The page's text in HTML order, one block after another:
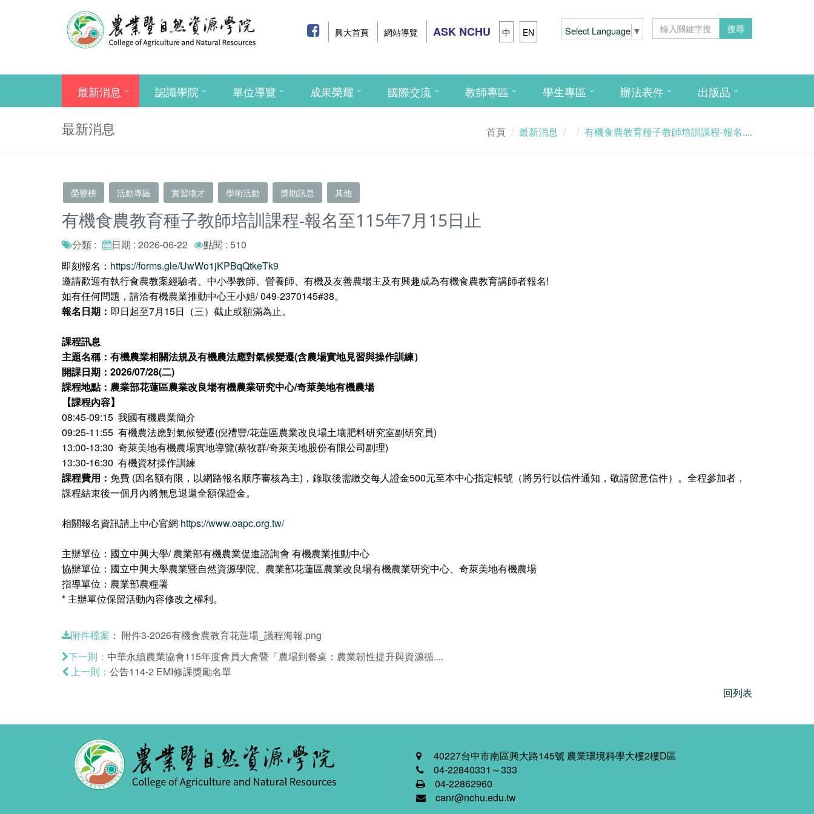
興大首頁 網站導覽 ASK NCHU 中 EN Select Language ▼ 搜尋
最新消息 認識學院 單位導覽 成果榮耀 國際交流 教師專區 學生專區 辦法表件 出版品
最新消息 首頁 最新消息 有機食農教育種子教師培訓課程-報名....
榮譽榜 活動專區 實習徵才 學術活動 獎助訊息 其他
有機食農教育種子教師培訓課程-報名至115年7月15日止
分類 : 日期 : 2026-06-22
點閱 : 510
即刻報名： https://forms.gle/UwWo1jKPBqQtkeTk9
邀請歡迎有執行食農教案經驗者、中小學教師、營養師、有機及友善農場主及有興趣成為有機食農教育講師者報名!
如有任何問題，請洽有機農業推動中心王小姐/ 049-2370145#38。
報名日期： 即日起至7月15日（三）截止或額滿為止。
課程訊息
主題名稱：有機農業相關法規及有機農法應對氣候變遷(含農場實地見習與操作訓練）
開課日期：2026/07/28(二)
課程地點：農業部花蓮區農業改良場有機農業研究中心/奇萊美地有機農場
【課程內容】
08:45-09:15 我國有機農業簡介
09:25-11:55 有機農法應對氣候變遷(倪禮豐/花蓮區農業改良場土壤肥料研究室副研究員)
13:00-13:30 奇萊美地有機農場實地導覽(蔡牧群/奇萊美地股份有限公司副理)
13:30-16:30 有機資材操作訓練
課程費用： 免費 (因名額有限，以網路報名順序審核為主)，錄取後需繳交每人證金500元至本中心指定帳號（將另行以信件通知，敬請留意信件）。全程參加者，
課程結束後一個月內將無息退還全額保證金。
相關報名資訊請上中心官網 https://www.oapc.org.tw/
主辦單位：國立中興大學/ 農業部有機農業促進諮詢會 有機農業推動中心
協辦單位：國立中興大學農業暨自然資源學院、農業部花蓮區農業改良場有機農業研究中心、奇萊美地有機農場
指導單位：農業部農糧署
* 主辦單位保留活動內容修改之權利。
附件檔案 ： 附件3-2026有機食農教育花蓮場_議程海報.png
下一則： 中華永續農業協會115年度會員大會暨「農場到餐桌：農業韌性提升與資源循....
上一則： 公告114-2 EMI修課獎勵名單
回列表
40227台中市南區興大路145號 農業環境科學大樓2樓D區
04-22840331～333
04-22862960
canr@nchu.edu.tw